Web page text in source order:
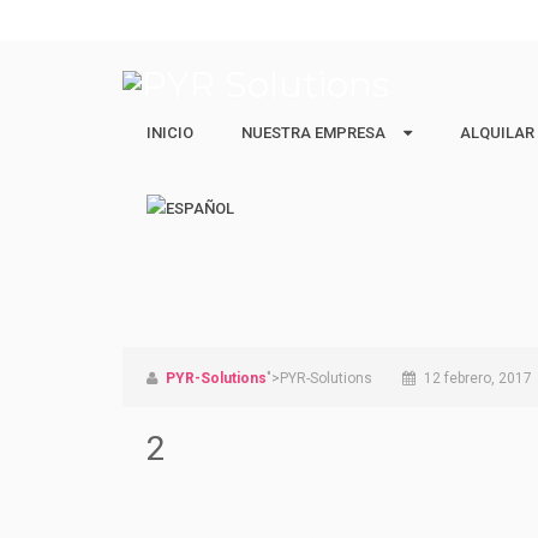
INICIO NUESTRA EMPRESA
NUESTRA EMPRESA ALQUILAR
ALQUILAR
PYR-Solutions">PYR-Solutions 12 febrero, 2017
2